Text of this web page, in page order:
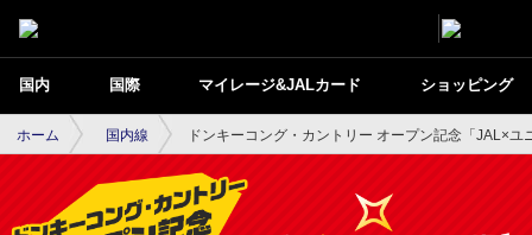
国内 国際 マイレージ&JALカード ショッピング
ホーム 国内線 ドンキーコング・カントリー オープン記念「JAL×